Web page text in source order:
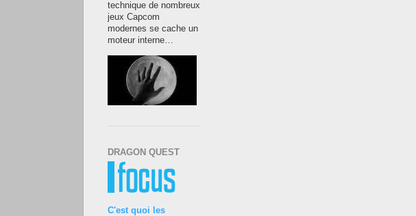
technique de nombreux
jeux Capcom
modernes se cache un
moteur interne…
DRAGON QUEST
C'est quoi les